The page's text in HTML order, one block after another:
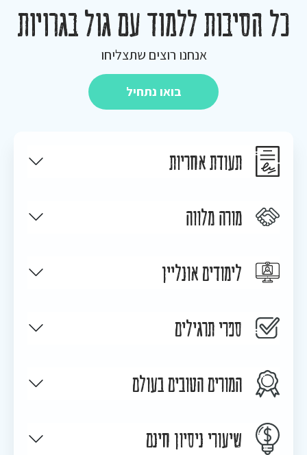
תעודת אחריות
מורה מלווה
לימודים אונליין
ספרי תרגילים
המורים הטובים בעולם
שיעורי ניסיון חינם
כל הסיבות ללמוד עם גול בגרויות
אנחנו רוצים שתצליחו
בואו נתחיל